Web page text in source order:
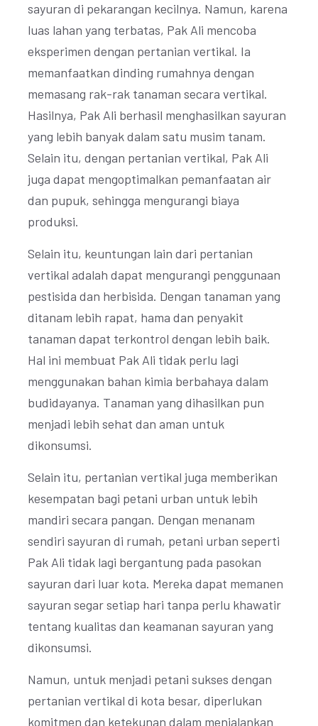
sayuran di pekarangan kecilnya. Namun, karena
luas lahan yang terbatas, Pak Ali mencoba
eksperimen dengan pertanian vertikal. Ia
memanfaatkan dinding rumahnya dengan
memasang rak-rak tanaman secara vertikal.
Hasilnya, Pak Ali berhasil menghasilkan sayuran
yang lebih banyak dalam satu musim tanam.
Selain itu, dengan pertanian vertikal, Pak Ali
juga dapat mengoptimalkan pemanfaatan air
dan pupuk, sehingga mengurangi biaya
produksi.
Selain itu, keuntungan lain dari pertanian
vertikal adalah dapat mengurangi penggunaan
pestisida dan herbisida. Dengan tanaman yang
ditanam lebih rapat, hama dan penyakit
tanaman dapat terkontrol dengan lebih baik.
Hal ini membuat Pak Ali tidak perlu lagi
menggunakan bahan kimia berbahaya dalam
budidayanya. Tanaman yang dihasilkan pun
menjadi lebih sehat dan aman untuk
dikonsumsi.
Selain itu, pertanian vertikal juga memberikan
kesempatan bagi petani urban untuk lebih
mandiri secara pangan. Dengan menanam
sendiri sayuran di rumah, petani urban seperti
Pak Ali tidak lagi bergantung pada pasokan
sayuran dari luar kota. Mereka dapat memanen
sayuran segar setiap hari tanpa perlu khawatir
tentang kualitas dan keamanan sayuran yang
dikonsumsi.
Namun, untuk menjadi petani sukses dengan
pertanian vertikal di kota besar, diperlukan
komitmen dan ketekunan dalam menjalankan